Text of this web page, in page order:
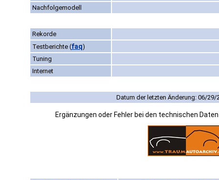
Nachfolgemodell
Rekorde
Testberichte (faq)
Tuning
Internet
Datum der letzten Änderung: 06/29/
Ergänzungen oder Fehler bei den technischen